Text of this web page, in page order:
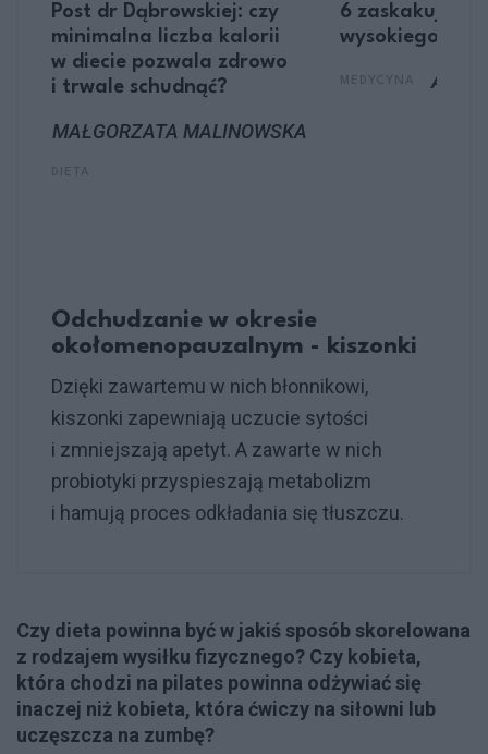
Post dr Dąbrowskiej: czy
minimalna liczba kalorii
w diecie pozwala zdrowo
i trwale schudnąć?
MAŁGORZATA MALINOWSKA
6
wysokiego
Odchudzanie w okresie
okołomenopauzalnym - kiszonki
Dzięki zawartemu w nich błonnikowi,
kiszonki zapewniają uczucie sytości
i zmniejszają apetyt. A zawarte w nich
probiotyki przyspieszają metabolizm
i hamują proces odkładania się tłuszczu.
Czy dieta powinna być w jakiś sposób skorelowana
z rodzajem wysiłku fizycznego? Czy kobieta,
która chodzi na pilates powinna odżywiać się
inaczej niż kobieta, która ćwiczy na siłowni lub
uczęszcza na zumbę?